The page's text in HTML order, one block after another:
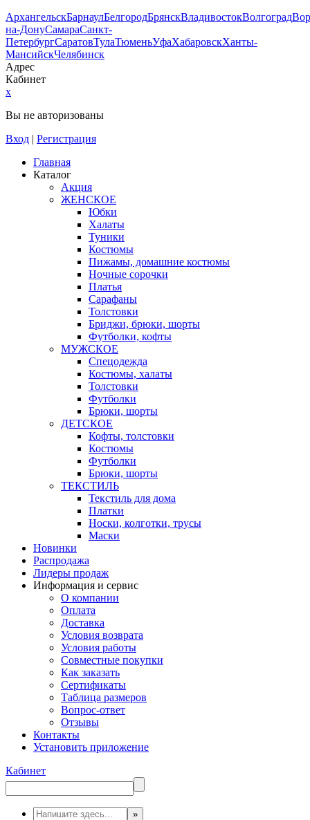
АрхангельскБарнаулБелгородБрянскВладивостокВолгоград
на-ДонуСамараСанкт-
ПетербургСаратовТулаТюменьУфаХабаровскХанты-
МансийскЧелябинск
Адрес
Кабинет
x
Вы не авторизованы
Вход | Регистрация
Главная
Каталог
Акция
ЖЕНСКОЕ
Юбки
Халаты
Туники
Костюмы
Пижамы, домашние костюмы
Ночные сорочки
Платья
Сарафаны
Толстовки
Бриджи, брюки, шорты
Футболки, кофты
МУЖСКОЕ
Спецодежда
Костюмы, халаты
Толстовки
Футболки
Брюки, шорты
ДЕТСКОЕ
Кофты, толстовки
Костюмы
Футболки
Брюки, шорты
ТЕКСТИЛЬ
Текстиль для дома
Платки
Носки, колготки, трусы
Маски
Новинки
Распродажа
Лидеры продаж
Информация и сервис
О компании
Оплата
Доставка
Условия возврата
Условия работы
Совместные покупки
Как заказать
Сертификаты
Таблица размеров
Вопрос-ответ
Отзывы
Контакты
Установить приложение
Кабинет